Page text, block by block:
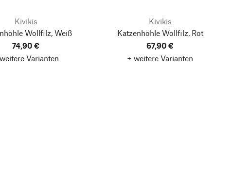
Kivikis
Wollfilz, Weiß
74,90 €
Varianten
Kivikis
Katzenhöhle Wollfilz, Rot
67,90 €
+ weitere Varianten